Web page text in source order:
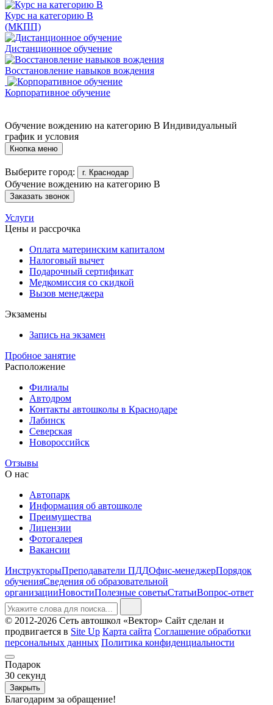
Курс на категорию В
(МКПП)
Дистанционное обучение
Восстановление навыков вождения
Корпоративное обучение
Обучение вождению на категорию B Индивидуальный
график и условия
Кнопка меню
Выберите город: г. Краснодар
Обучение вождению на категорию B
Заказать звонок
Услуги
Цены и рассрочка
Оплата материнским капиталом
Налоговый вычет
Подарочный сертификат
Медкомиссия со скидкой
Вызов менеджера
Экзамены
Запись на экзамен
Пробное занятие
Расположение
Филиалы
Автодром
Контакты автошколы в Краснодаре
Лабинск
Северская
Новороссийск
Отзывы
О нас
Автопарк
Информация об автошколе
Преимущества
Лицензии
Фотогалерея
Вакансии
ИнструкторыПреподаватели ПДДОфис-менеджерПорядок
обученияСведения об образовательной
организацииНовостиПолезные советыСтатьиВопрос-ответ
© 2012-2026 Сеть автошкол «Вектор» Сайт сделан и
продвигается в Site Up Карта сайта Соглашение обработки
персональных данных Политика конфиденциальности
Подарок
30 секунд
Закрыть
Благодарим за обращение!